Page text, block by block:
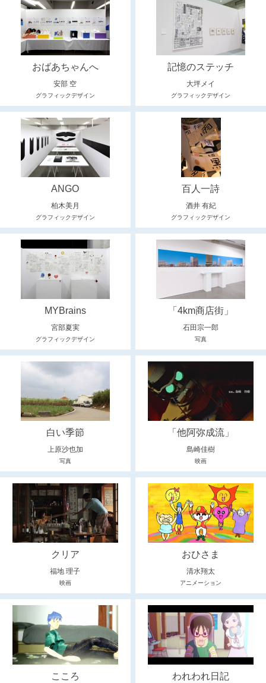
おばあちゃんへ
安部 空
グラフィックデザイン
記憶のステッチ
大坪メイ
グラフィックデザイン
ANGO
柏木美月
グラフィックデザイン
百人一詩
酒井 有紀
グラフィックデザイン
MYBrains
宮部夏実
グラフィックデザイン
「4km商店街」
石田宗一郎
写真
白い季節
上原沙也加
写真
「他阿弥成流」
島崎佳樹
映画
クリア
福地 理子
映画
おひさま
清水翔太
アニメーション
こころ われわれ日記